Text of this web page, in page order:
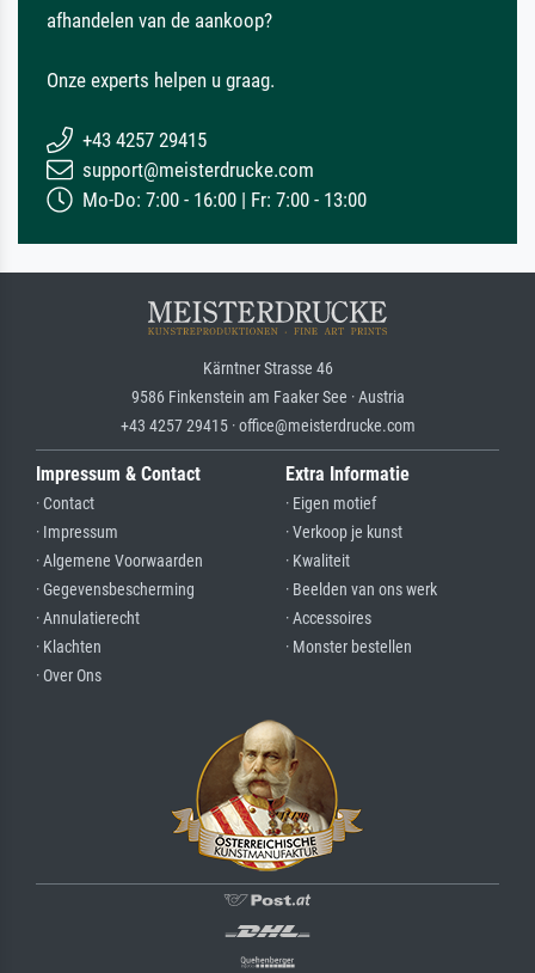
afhandelen van de aankoop?
Onze experts helpen u graag.
+43 4257 29415
support@meisterdrucke.com
Mo-Do: 7:00 - 16:00 | Fr: 7:00 - 13:00
Kärntner Strasse 46
9586 Finkenstein am Faaker See · Austria
+43 4257 29415 · office@meisterdrucke.com
Impressum & Contact
· Contact
· Impressum
· Algemene Voorwaarden
· Gegevensbescherming
· Annulatierecht
· Klachten
· Over Ons
Extra Informatie
· Eigen motief
· Verkoop je kunst
· Kwaliteit
· Beelden van ons werk
· Accessoires
· Monster bestellen